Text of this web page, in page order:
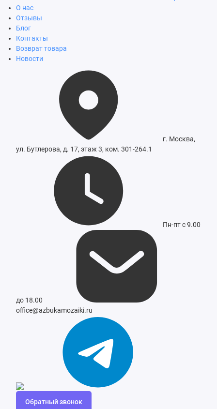
О нас
Отзывы
Блог
Контакты
Возврат товара
Новости
г. Москва,
ул. Бутлерова, д. 17, этаж 3, ком. 301-264.1
Пн-пт с 9.00
до 18.00
office@azbukamozaiki.ru
Обратный звонок